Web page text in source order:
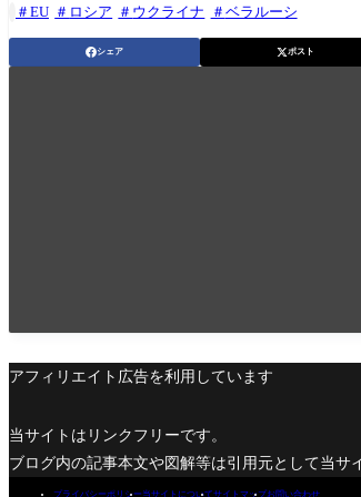
EU ロシア ウクライナ ベラルーシ
シェア ポスト
アフィリエイト広告を利用しています
当サイトはリンクフリーです。
ブログ内の記事本文や図解等は引用元として当サ
プライバシーポリシー当サイトについてサイトマップお問い合わせ